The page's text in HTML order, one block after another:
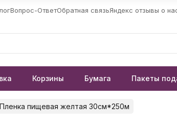
Вопрос-ОтветОбратная связьЯндекс отзывы о
Корзины Бумага Пакеты
Пленка пищевая желтая 30см*250м